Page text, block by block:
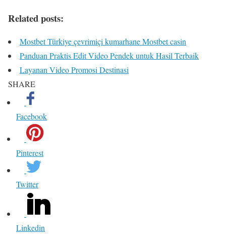
Related posts:
Mostbet Türkiye çevrimiçi kumarhane Mostbet casin
Panduan Praktis Edit Video Pendek untuk Hasil Terbaik
Layanan Video Promosi Destinasi
SHARE
Facebook
Pinterest
Twitter
Linkedin